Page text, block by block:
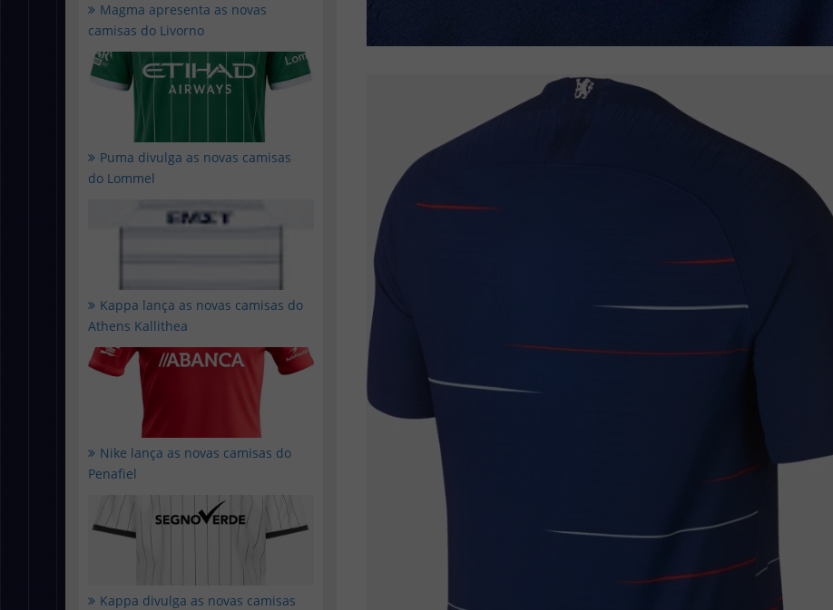
Magma apresenta as novas
camisas do Livorno
Puma divulga as novas camisas
do Lommel
Kappa lança as novas camisas do
Athens Kallithea
Nike lança as novas camisas do
Penafiel
Kappa divulga as novas camisas